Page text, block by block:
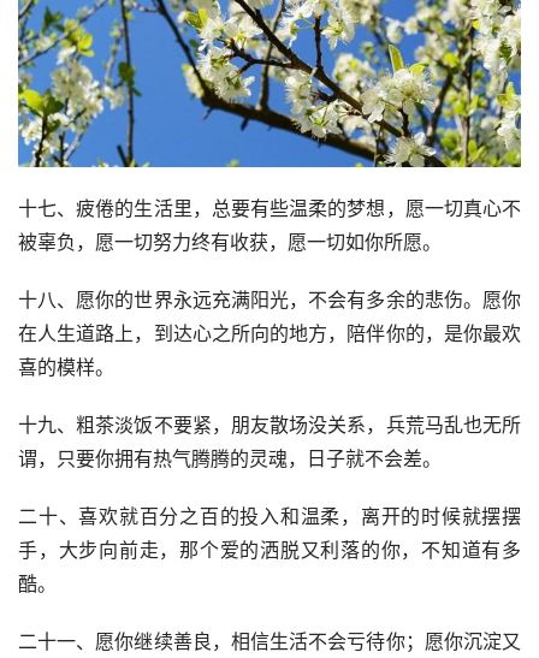
十七、疲倦的生活里，总要有些温柔的梦想，愿一切真心不
被辜负，愿一切努力终有收获，愿一切如你所愿。
十八、愿你的世界永远充满阳光，不会有多余的悲伤。愿你
在人生道路上，到达心之所向的地方，陪伴你的，是你最欢
喜的模样。
十九、粗茶淡饭不要紧，朋友散场没关系，兵荒马乱也无所
谓，只要你拥有热气腾腾的灵魂，日子就不会差。
二十、喜欢就百分之百的投入和温柔，离开的时候就摆摆
手，大步向前走，那个爱的洒脱又利落的你，不知道有多
酷。
二十一、愿你继续善良，相信生活不会亏待你；愿你沉淀又